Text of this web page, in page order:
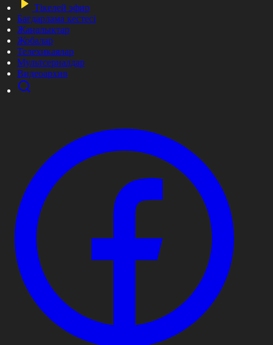
Тікелей эфир
Бағдарлама кестесі
Жаңалықтар
Жобалар
Телехикаялар
Мультсериалдар
Видеоархив